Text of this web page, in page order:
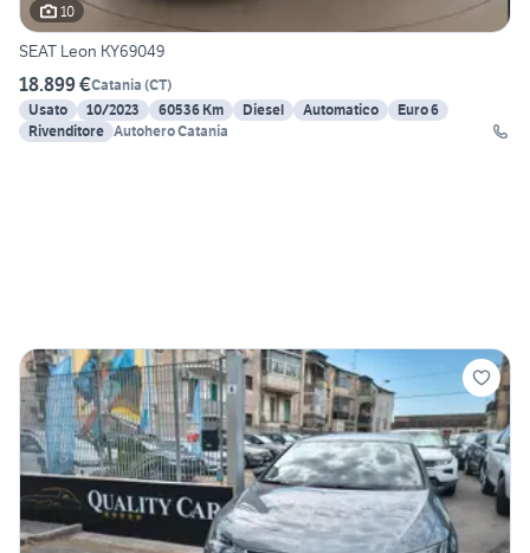
10
SEAT Leon KY69049
18.899 €Catania (CT)
Usato
10/2023 60536 Km Diesel Automatico
Euro 6
Rivenditore Autohero Catania